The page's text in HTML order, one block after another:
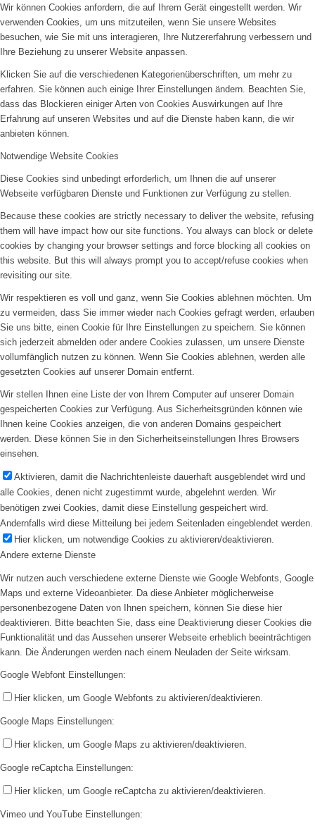
Wir können Cookies anfordern, die auf Ihrem Gerät eingestellt werden. Wir
verwenden Cookies, um uns mitzuteilen, wenn Sie unsere Websites
besuchen, wie Sie mit uns interagieren, Ihre Nutzererfahrung verbessern und
Ihre Beziehung zu unserer Website anpassen.
Klicken Sie auf die verschiedenen Kategorienüberschriften, um mehr zu
erfahren. Sie können auch einige Ihrer Einstellungen ändern. Beachten Sie,
dass das Blockieren einiger Arten von Cookies Auswirkungen auf Ihre
Erfahrung auf unseren Websites und auf die Dienste haben kann, die wir
anbieten können.
Notwendige Website Cookies
Diese Cookies sind unbedingt erforderlich, um Ihnen die auf unserer
Webseite verfügbaren Dienste und Funktionen zur Verfügung zu stellen.
Because these cookies are strictly necessary to deliver the website, refusing
them will have impact how our site functions. You always can block or delete
cookies by changing your browser settings and force blocking all cookies on
this website. But this will always prompt you to accept/refuse cookies when
revisiting our site.
Wir respektieren es voll und ganz, wenn Sie Cookies ablehnen möchten. Um
zu vermeiden, dass Sie immer wieder nach Cookies gefragt werden, erlauben
Sie uns bitte, einen Cookie für Ihre Einstellungen zu speichern. Sie können
sich jederzeit abmelden oder andere Cookies zulassen, um unsere Dienste
vollumfänglich nutzen zu können. Wenn Sie Cookies ablehnen, werden alle
gesetzten Cookies auf unserer Domain entfernt.
Wir stellen Ihnen eine Liste der von Ihrem Computer auf unserer Domain
gespeicherten Cookies zur Verfügung. Aus Sicherheitsgründen können wie
Ihnen keine Cookies anzeigen, die von anderen Domains gespeichert
werden. Diese können Sie in den Sicherheitseinstellungen Ihres Browsers
einsehen.
Aktivieren, damit die Nachrichtenleiste dauerhaft ausgeblendet wird und
alle Cookies, denen nicht zugestimmt wurde, abgelehnt werden. Wir
benötigen zwei Cookies, damit diese Einstellung gespeichert wird.
Andernfalls wird diese Mitteilung bei jedem Seitenladen eingeblendet werden.
Hier klicken, um notwendige Cookies zu aktivieren/deaktivieren.
Andere externe Dienste
Wir nutzen auch verschiedene externe Dienste wie Google Webfonts, Google
Maps und externe Videoanbieter. Da diese Anbieter möglicherweise
personenbezogene Daten von Ihnen speichern, können Sie diese hier
deaktivieren. Bitte beachten Sie, dass eine Deaktivierung dieser Cookies die
Funktionalität und das Aussehen unserer Webseite erheblich beeinträchtigen
kann. Die Änderungen werden nach einem Neuladen der Seite wirksam.
Google Webfont Einstellungen:
Hier klicken, um Google Webfonts zu aktivieren/deaktivieren.
Google Maps Einstellungen:
Hier klicken, um Google Maps zu aktivieren/deaktivieren.
Google reCaptcha Einstellungen:
Hier klicken, um Google reCaptcha zu aktivieren/deaktivieren.
Vimeo und YouTube Einstellungen: